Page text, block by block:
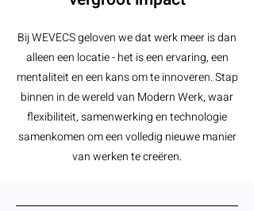
Bij WEVECS geloven we dat werk meer is dan
alleen een locatie - het is een ervaring, een
mentaliteit en een kans om te innoveren. Stap
binnen in de wereld van Modern Werk, waar
flexibiliteit, samenwerking en technologie
samenkomen om een volledig nieuwe manier
van werken te creëren.